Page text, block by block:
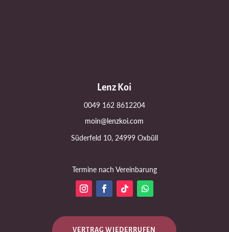
Lenz Koi
0049 162 8612204
moin@lenzkoi.com
Süderfeld 10, 24999 Oxbüll
Termine nach Vereinbarung
VERTRAG WIEDERRUFEN